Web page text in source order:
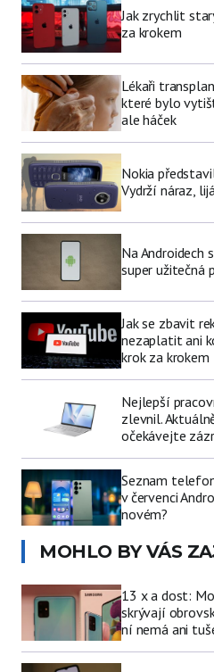
Jak zrychlit
za krokem
Lékaři
které bylo
ale háček
Nokia
Vydrží náraz,
Na Androidech
super užitečná
Jak se zbavit
nezaplatit ani
krok za krokem
Nejlepší
zlevnil.
očekávejte
Seznam
v červenci
novém?
MOHLO BY VÁS
13 x a dost:
skrývají
ní nemá ani